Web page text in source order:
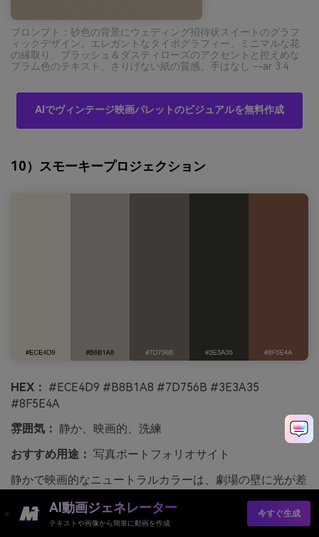
プロンプト：砂色の背景にウェディング招待状スイートのグラフ
ィックデザイン。エレガントなタイポグラフィー、ミニマルな花
の縁取り、ブラッシュ＆ダスティローズのアクセントと控えめな
プラム色のテキスト、さりげない紙の質感、手はなし --ar 3:4
AIでヴィンテージ映画パレットのビジュアルを無料作成
10）スモーキープロジェクション
HEX： #ECE4D9 #B8B1A8 #7D756B #3E3A35
#8F5E4A
雰囲気： 静か、映画的、洗練
おすすめ用途： 写真ポートフォリオサイト
静かで映画的なニュートラルカラーは、劇場の壁に光が差
を洗練された雰囲気に保ち、カッパーブラウンがホバース
テートやボタンのアクセントとして上品に映えます。画像
AI動画ジェネレーター
テキストや画像から簡単に動画を作成
今すぐ生成